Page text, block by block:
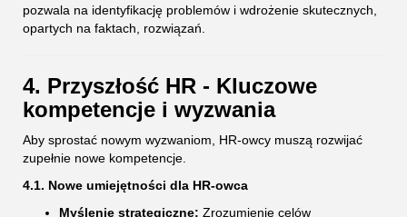
pozwala na identyfikację problemów i wdrożenie skutecznych,
opartych na faktach, rozwiązań.
4. Przyszłość HR - Kluczowe
kompetencje i wyzwania
Aby sprostać nowym wyzwaniom, HR-owcy muszą rozwijać
zupełnie nowe kompetencje.
4.1. Nowe umiejętności dla HR-owca
Myślenie strategiczne: Zrozumienie celów